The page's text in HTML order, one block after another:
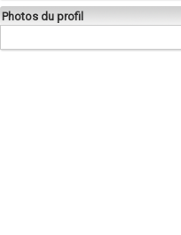
Photos du profil